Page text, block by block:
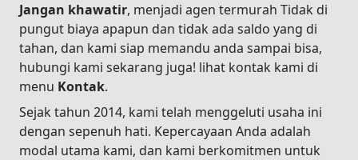
Jangan khawatir, menjadi agen termurah Tidak di
pungut biaya apapun dan tidak ada saldo yang di
tahan, dan kami siap memandu anda sampai bisa,
hubungi kami sekarang juga! lihat kontak kami di
menu Kontak.
Sejak tahun 2014, kami telah menggeluti usaha ini
dengan sepenuh hati. Kepercayaan Anda adalah
modal utama kami, dan kami berkomitmen untuk